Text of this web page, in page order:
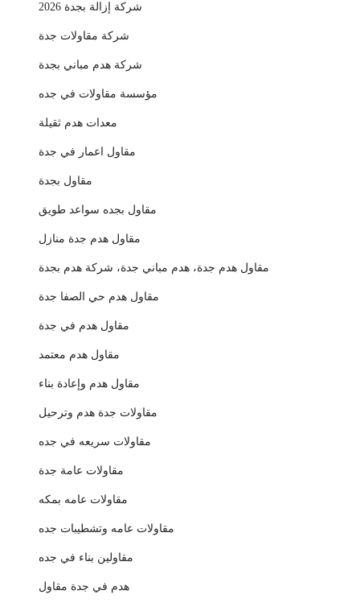
شركة إزالة بجدة 2026
شركة مقاولات جدة
شركة هدم مباني بجدة
مؤسسة مقاولات في جده
معدات هدم ثقيلة
مقاول اعمار في جدة
مقاول بجدة
مقاول بجده سواعد طويق
مقاول هدم جدة منازل
مقاول هدم جدة، هدم مباني جدة، شركة هدم بجدة
مقاول هدم حي الصفا جدة
مقاول هدم في جدة
مقاول هدم معتمد
مقاول هدم وإعادة بناء
مقاولات جدة هدم وترحيل
مقاولات سريعه في جده
مقاولات عامة جدة
مقاولات عامه بمكه
مقاولات عامه وتشطيبات جده
مقاولين بناء في جده
هدم في جدة مقاول